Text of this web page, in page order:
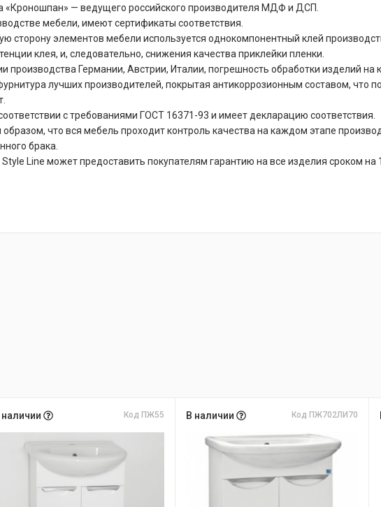
— ведущего российского производителя МДФ и ДСП.
мебели, имеют сертификаты соответствия.
элементов мебели используется однокомпонентный клей
клея, и, следовательно, снижения качества приклейки пленки.
производства Германии, Австрии, Италии, погрешность обработки изделий на
лучших производителей, покрытая антикоррозионным составом, что
с требованиями ГОСТ 16371-93 и имеет декларацию соответствия.
что вся мебель проходит контроль качества на каждом этапе
брака.
Line может предоставить покупателям гарантию на все изделия сроком на
наличии Код ПЖ55 В наличии Код ПЖ702ЛИ70